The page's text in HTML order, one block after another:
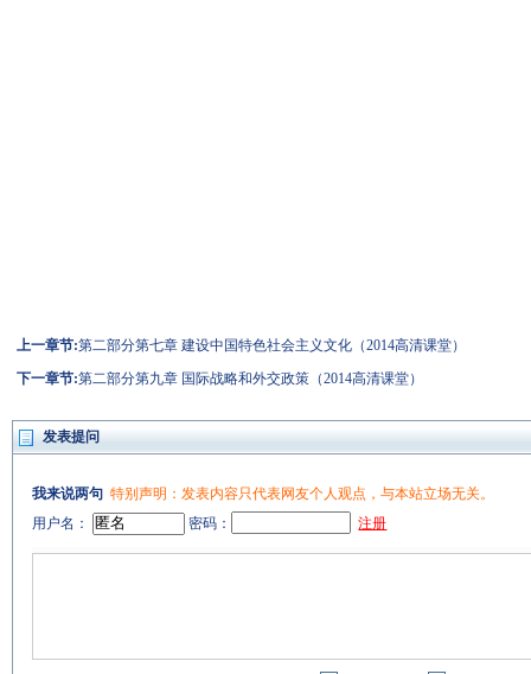
上一章节:第二部分第七章 建设中国特色社会主义文化（2014高清课堂）
下一章节:第二部分第九章 国际战略和外交政策（2014高清课堂）
发表提问
我来说两句 特别声明：发表内容只代表网友个人观点，与本站立场无关。
用户名：
密码： 注册